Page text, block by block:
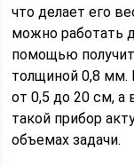
что делает его
можно работать
помощью
толщиной 0,8 мм.
от 0,5 до 20 см, а
такой прибор
объемах задачи.